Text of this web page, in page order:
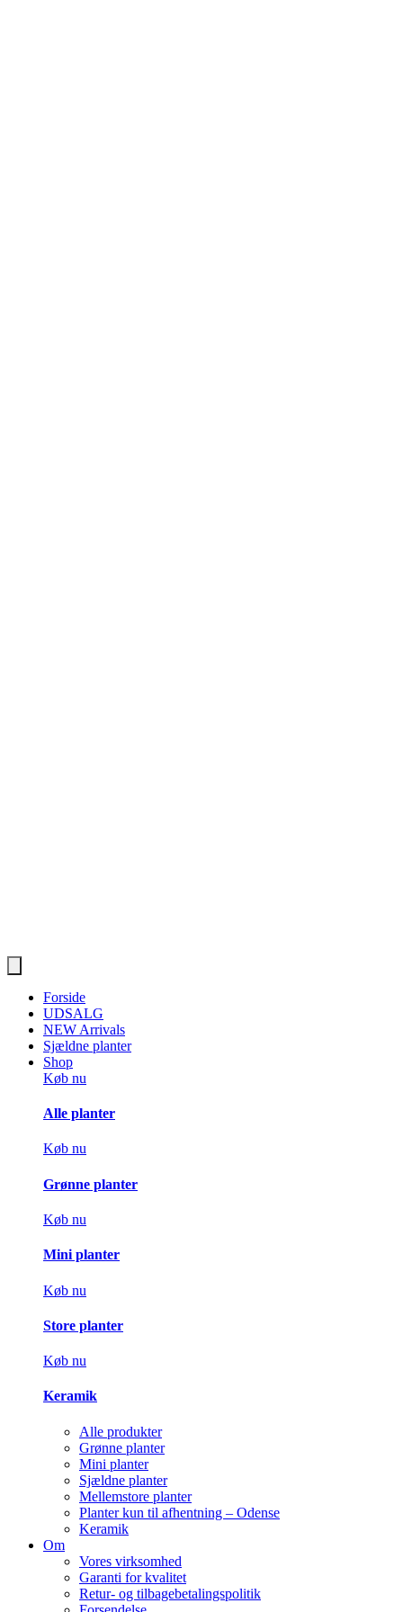
Forside
UDSALG
NEW Arrivals
Sjældne planter
Shop
Køb nu
Alle planter
Køb nu
Grønne planter
Køb nu
Mini planter
Køb nu
Store planter
Køb nu
Keramik
Alle produkter
Grønne planter
Mini planter
Sjældne planter
Mellemstore planter
Planter kun til afhentning – Odense
Keramik
Om
Vores virksomhed
Garanti for kvalitet
Retur- og tilbagebetalingspolitik